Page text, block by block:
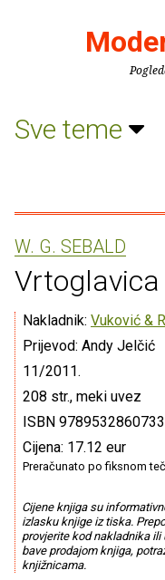
Sve teme
W. G. SEBALD
Vrtoglavica
Nakladnik: Vuković &
Prijevod: Andy Jelčić
11/2011.
208 str., meki uvez
ISBN 9789532860733
Cijena: 17.12 eur
Preračunato po fiksnom
Cijene knjiga su
izlasku knjige iz tiska.
provjerite kod nakladnika ili
bave prodajom knjiga,
knjižnicama.